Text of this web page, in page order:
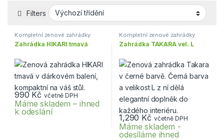
Filters
Kompletní zenové zahrádky
Zahrádka HIKARI tmavá
990 Kč včetně DPH
Máme skladem – ihned
k odeslání
Kompletní zenové zahrádky
Zahrádka TAKARA vel. L
1,290 Kč včetně DPH
Máme skladem -
odesíláme ihned